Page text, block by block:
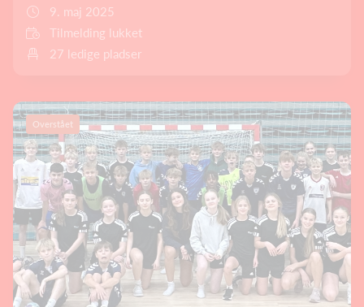
9. maj 2025
Tilmelding lukket
27 ledige pladser
Overstået